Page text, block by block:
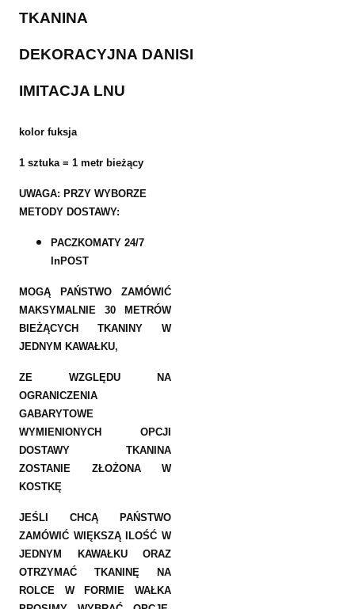
TKANINA
DEKORACYJNA DANISI
IMITACJA LNU
kolor fuksja
1 sztuka = 1 metr bieżący
UWAGA: PRZY WYBORZE
METODY DOSTAWY:
PACZKOMATY 24/7
InPOST
MOGĄ PAŃSTWO ZAMÓWIĆ
MAKSYMALNIE 30 METRÓW
BIEŻĄCYCH TKANINY W
JEDNYM KAWAŁKU,
ZE WZGLĘDU NA
OGRANICZENIA
GABARYTOWE
WYMIENIONYCH OPCJI
DOSTAWY TKANINA
ZOSTANIE ZŁOŻONA W
KOSTKĘ
JEŚLI CHCĄ PAŃSTWO
ZAMÓWIĆ WIĘKSZĄ ILOŚĆ W
JEDNYM KAWAŁKU ORAZ
OTRZYMAĆ TKANINĘ NA
ROLCE W FORMIE WAŁKA